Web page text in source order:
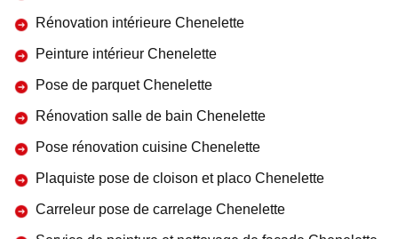
Rénovation intérieure Chenelette
Peinture intérieur Chenelette
Pose de parquet Chenelette
Rénovation salle de bain Chenelette
Pose rénovation cuisine Chenelette
Plaquiste pose de cloison et placo Chenelette
Carreleur pose de carrelage Chenelette